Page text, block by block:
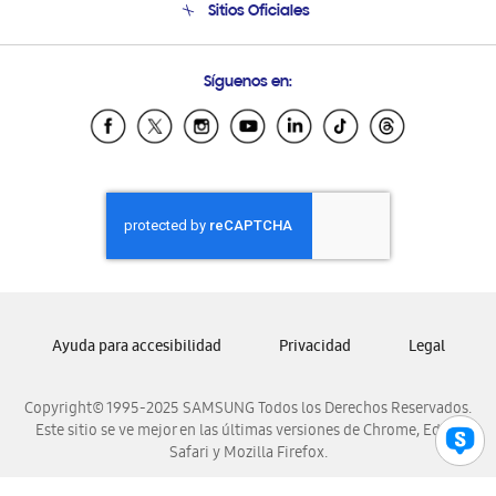
Condiciones de Compra
Soporte vía eMail
Sitios Oficiales
Samsung Ecuador
Samsung El Salvador
Samsung Honduras
Samsung Nicaragua
Samsung Panamá
Samsung Venezuela
Síguenos en:
Copyright© 1995-2025 SAMSUNG Todos los Derechos Reservados.
Este sitio se ve mejor en las últimas versiones de Chrome, Edge,
Safari y Mozilla Firefox.
Ayuda para accesibilidad Privacidad Legal